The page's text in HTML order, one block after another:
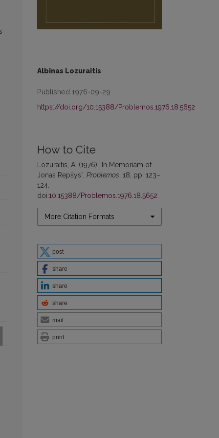
-
Albinas Lozuraitis
Published 1976-09-29
https://doi.org/10.15388/Problemos.1976.18.5652
How to Cite
Lozuraitis, A. (1976) “In Memoriam of
Jonas Repšys”, Problemos , 18, pp. 123–
124.
doi:10.15388/Problemos.1976.18.5652
More Citation Formats
post
share
share
share
mail
print